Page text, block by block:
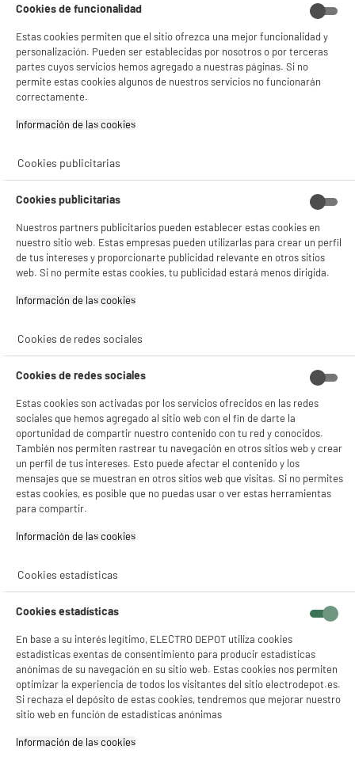
★★★★★
★★★★★
4.3/5(64)
compare_product
Tecnología : QLED
379€ 94
Pago a
★★★★★
★★★★★
compare_product
Televisor Samsung 50U7005H de 50 pulgadas
Pantalla : 127 cm
Smart TV : SmartTV
Tecnología : Led
349
G
A
G
★★★★★
★★★★★
compare_product
TV UHD 4K 50" LG 50UA73006
Pantalla : 127 cm
Smart TV : SmartTV
299
Encontrartelevisores de 50 pulgadas baratoses el objetivo principal de muchos
compradores hoy en día. Este tamaño domina las ventas por una razón muy
simple: ofrece una auténtica experiencia de cine sin exigir un palacio. Olvida las
fichas técnicas incomprensibles de las tiendas. Aquí tienes los datos reales para
Cookies de funcionalidad
Estas cookies permiten que el sitio ofrezca una mejor funcionalidad y
personalización. Pueden ser establecidas por nosotros o por terceras
partes cuyos servicios hemos agregado a nuestras páginas. Si no
permite estas cookies algunos de nuestros servicios no funcionarán
correctamente.
Información de las cookies‎
Cookies publicitarias
Cookies publicitarias
Nuestros partners publicitarios pueden establecer estas cookies en
nuestro sitio web. Estas empresas pueden utilizarlas para crear un perfil
de tus intereses y proporcionarte publicidad relevante en otros sitios
web. Si no permite estas cookies, tu publicidad estará menos dirigida.
Información de las cookies‎
Cookies de redes sociales
Cookies de redes sociales
Estas cookies son activadas por los servicios ofrecidos en las redes
sociales que hemos agregado al sitio web con el fin de darte la
oportunidad de compartir nuestro contenido con tu red y conocidos.
También nos permiten rastrear tu navegación en otros sitios web y crear
un perfil de tus intereses. Esto puede afectar el contenido y los
mensajes que se muestran en otros sitios web que visitas. Si no permites
estas cookies, es posible que no puedas usar o ver estas herramientas
para compartir.
Información de las cookies‎
Cookies estadísticas
Cookies estadísticas
En base a su interés legítimo, ELECTRO DEPOT utiliza cookies
estadísticas exentas de consentimiento para producir estadísticas
anónimas de su navegación en su sitio web. Estas cookies nos permiten
optimizar la experiencia de todos los visitantes del sitio electrodepot.es.
Si rechaza el depósito de estas cookies, tendremos que mejorar nuestro
sitio web en función de estadísticas anónimas
Información de las cookies‎